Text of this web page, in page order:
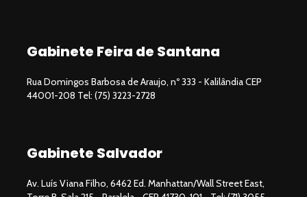
Gabinete Feira de Santana
Rua Domingos Barbosa de Araujo, nº 333 - Kalilândia CEP
44001-208 Tel: (75) 3223-2728
Gabinete Salvador
Av. Luís Viana Filho, 6462 Ed. Manhattan/Wall Street East,